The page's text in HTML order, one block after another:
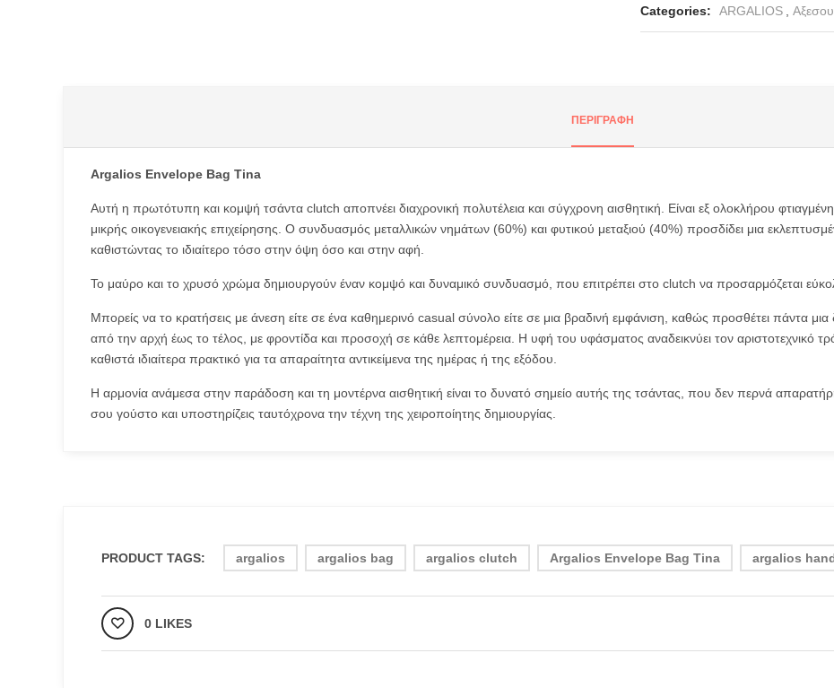
Categories:
ARGALIOS
ΠΕΡΙΓΡΑΦΉ
Argalios Envelope Bag Tina
Αυτή η πρωτότυπη και κομψή τσάντα clutch αποπνέει διαχρονική πολυτέλεια και σύγχρονη αισθητική. Είναι εξ ολοκλήρου
μικρής οικογενειακής επιχείρησης. Ο συνδυασμός μεταλλικών νημάτων (60%) και φυτικού μεταξιού (40%) προσδίδει μια
καθιστώντας το ιδιαίτερο τόσο στην όψη όσο και στην αφή.
Το μαύρο και το χρυσό χρώμα δημιουργούν έναν κομψό και δυναμικό συνδυασμό, που επιτρέπει στο clutch να προσαρμόζεται
Μπορείς να το κρατήσεις με άνεση είτε σε ένα καθημερινό casual σύνολο είτε σε μια βραδινή εμφάνιση, καθώς προσθέτει πάντα μια
από την αρχή έως το τέλος, με φροντίδα και προσοχή σε κάθε λεπτομέρεια. Η υφή του υφάσματος αναδεικνύει τον αριστοτεχνικό
καθιστά ιδιαίτερα πρακτικό για τα απαραίτητα αντικείμενα της ημέρας ή της εξόδου.
Η αρμονία ανάμεσα στην παράδοση και τη μοντέρνα αισθητική είναι το δυνατό σημείο αυτής της τσάντας, που δεν περνά
σου γούστο και υποστηρίζεις ταυτόχρονα την τέχνη της χειροποίητης δημιουργίας.
PRODUCT TAGS: argalios argalios bag argalios clutch Argalios Envelope Bag Tina argalios
0 LIKES